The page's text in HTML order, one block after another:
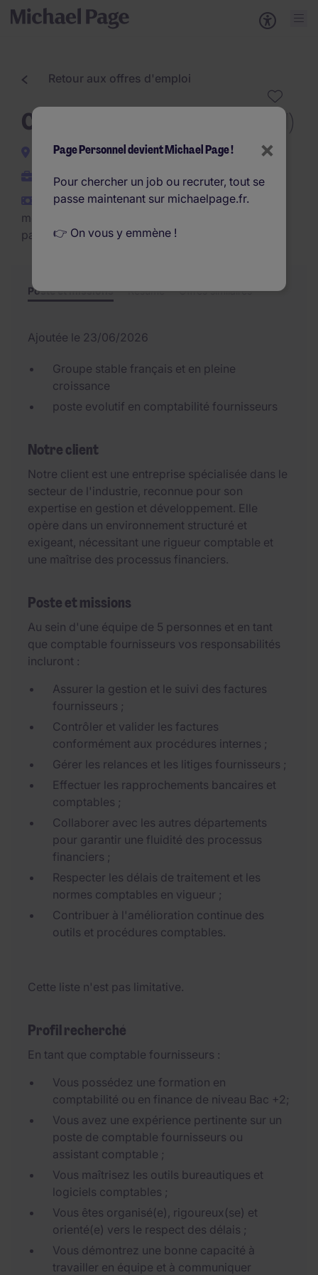
Retour aux offres d'emploi
Comptable fournisseurs (F/H)
Sartrouville
Interim
€27.000 - €32.000 par
mois (€324.000 - €384.000
par an)
Poste et missions Résumé Offres similaires
Ajoutée le 23/06/2026
Groupe stable français et en pleine
croissance
poste evolutif en comptabilité fournisseurs
Notre client
Notre client est une entreprise spécialisée dans le
secteur de l'industrie, reconnue pour son
expertise en gestion et développement. Elle
opère dans un environnement structuré et
exigeant, nécessitant une rigueur comptable et
une maîtrise des processus financiers.
Poste et missions
Au sein d'une équipe de 5 personnes et en tant
que comptable fournisseurs vos responsabilités
incluront :
Assurer la gestion et le suivi des factures
fournisseurs ;
Contrôler et valider les factures
conformément aux procédures internes ;
Gérer les relances et les litiges fournisseurs ;
Effectuer les rapprochements bancaires et
comptables ;
Collaborer avec les autres départements
pour garantir une fluidité des processus
financiers ;
Respecter les délais de traitement et les
normes comptables en vigueur ;
Contribuer à l'amélioration continue des
outils et procédures comptables.
Cette liste n'est pas limitative.
Profil recherché
En tant que comptable fournisseurs :
Vous possédez une formation en
comptabilité ou en finance de niveau Bac +2;
Vous avez une expérience pertinente sur un
poste de comptable fournisseurs ou
assistant comptable ;
Vous maîtrisez les outils bureautiques et
logiciels comptables ;
Vous êtes organisé(e), rigoureux(se) et
orienté(e) vers le respect des délais ;
Vous démontrez une bonne capacité à
travailler en équipe et à communiquer
×
Page Personnel devient Michael Page !
Pour chercher un job ou recruter, tout se
passe maintenant sur michaelpage.fr.
👉 On vous y emmène !